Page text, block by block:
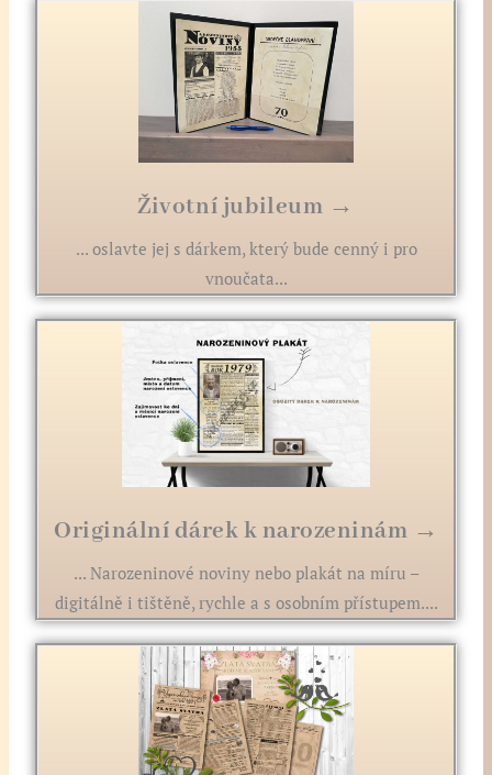
Životní jubileum →
... oslavte jej s dárkem, který bude cenný i pro
vnoučata...
Originální dárek k narozeninám →
... Narozeninové noviny nebo plakát na míru –
digitálně i tištěně, rychle a s osobním přístupem....